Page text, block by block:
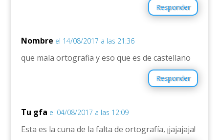
Responder
Nombre el 14/08/2017 a las 21:36
que mala ortografia y eso que es de castellano
Responder
Tu gfa el 04/08/2017 a las 12:09
Esta es la cuna de la falta de ortografía, ¡jajajaja!